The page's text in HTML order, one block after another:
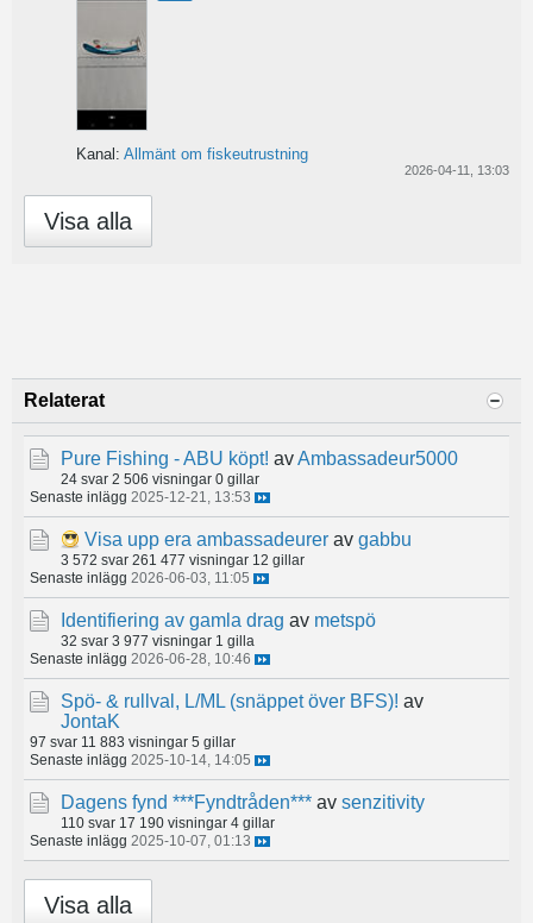
Kanal: Allmänt om fiskeutrustning
2026-04-11, 13:03
Visa alla
Relaterat
Pure Fishing - ABU köpt! avAmbassadeur5000
24 svar 2 506 visningar 0 gillar
Senaste inlägg 2025-12-21, 13:53
Visa upp era ambassadeurer av gabbu
3 572 svar 261 477 visningar 12 gillar
Senaste inlägg 2026-06-03, 11:05
Identifiering av gamla drag av metspö
32 svar 3 977 visningar 1 gilla
Senaste inlägg 2026-06-28, 10:46
Spö- & rullval, L/ML (snäppet över BFS)! av
JontaK
97 svar 11 883 visningar 5 gillar
Senaste inlägg 2025-10-14, 14:05
Dagens fynd ***Fyndtråden*** av senzitivity
110 svar 17 190 visningar 4 gillar
Senaste inlägg 2025-10-07, 01:13
Visa alla